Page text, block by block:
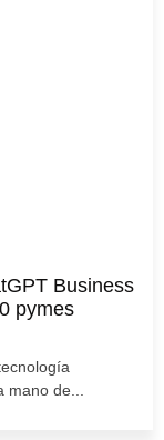
Business
pymes
de...